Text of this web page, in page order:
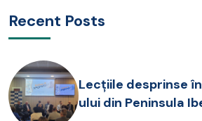
Recent Posts
Lecțiile desprinse
ului din Peninsula